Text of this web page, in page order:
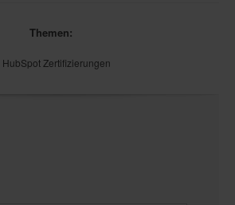
Themen:
HubSpot Zertifizierungen